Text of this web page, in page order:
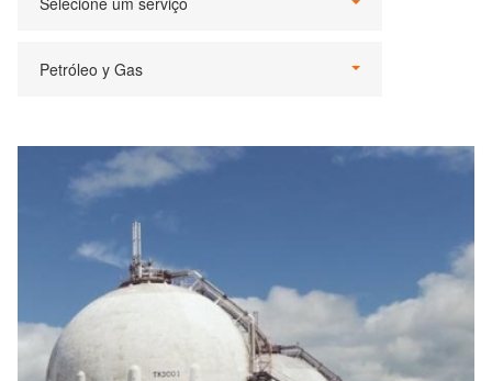
Petróleo y Gas